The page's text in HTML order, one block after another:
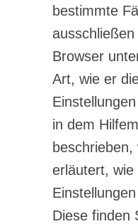
bestimmte
Browser
Art, wie er
in dem
erläutert, wie
Diese finden